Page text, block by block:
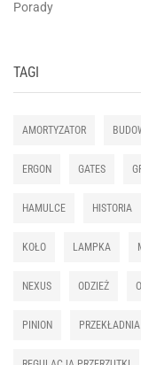
Porady
TAGI
AMORTYZATOR
ERGON GATES
HAMULCE HISTORIA
KOŁO LAMPKA
NEXUS ODZIEŻ
PINION PRZEKŁADNIA